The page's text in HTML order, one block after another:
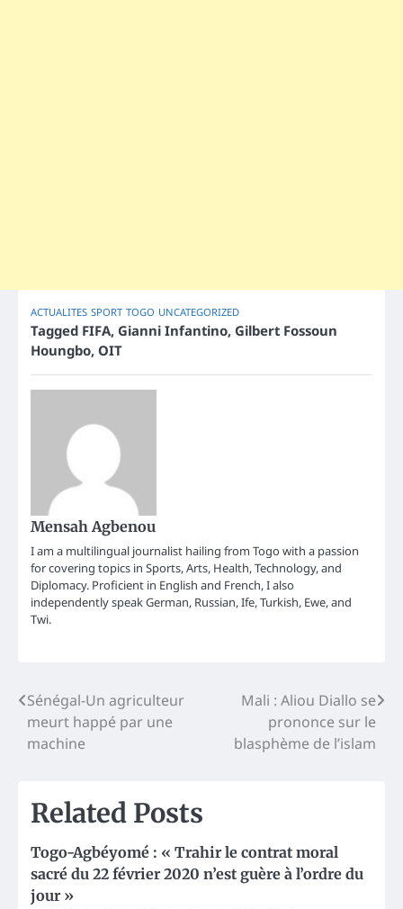
ACTUALITES SPORT TOGO UNCATEGORIZED
Tagged FIFA, Gianni Infantino, Gilbert Fossoun
Houngbo, OIT
Mensah Agbenou
I am a multilingual journalist hailing from Togo with a passion
for covering topics in Sports, Arts, Health, Technology, and
Diplomacy. Proficient in English and French, I also
independently speak German, Russian, Ife, Turkish, Ewe, and
Twi.
Post
navigation
Sénégal-Un agriculteur
meurt happé par une
machine
Mali : Aliou Diallo se
prononce sur le
blasphème de l’islam
Related Posts
Togo-Agbéyomé : « Trahir le contrat moral
sacré du 22 février 2020 n’est guère à l’ordre du
jour »